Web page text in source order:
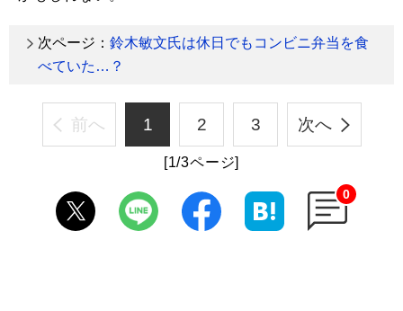
次ページ： 鈴木敏文氏は休日でもコンビニ弁当を食
べていた…？
前へ 1 2 3 次へ
[1/3ページ]
0